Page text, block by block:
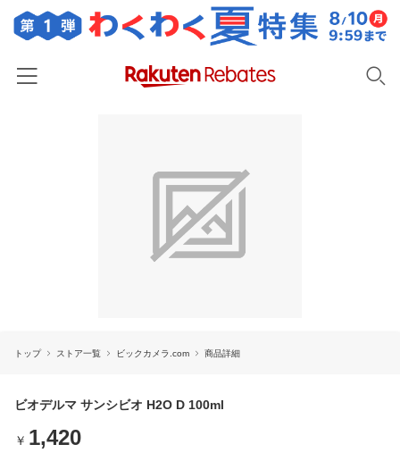
ファッション・インナー・小物
キッズ・ベビー用品
エンタメ
スポーツ・アウトドア・ゴルフ
電子書籍特集
旅行特集
トップ ストア一覧 ビックカメラ.com 商品詳細
ビオデルマ サンシビオ H2O D 100ml
￥ 1,420